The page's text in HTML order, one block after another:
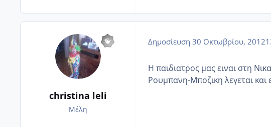
christina leli
Μέλη
Δημοσίευση 30 Οκτωβρίου, 2012
H παιδιατρος μας ειναι στη
Ρουμπανη-Μποζικη λεγεται και